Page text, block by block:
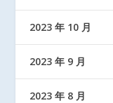
2023 年 10 月
2023 年 9 月
2023 年 8 月